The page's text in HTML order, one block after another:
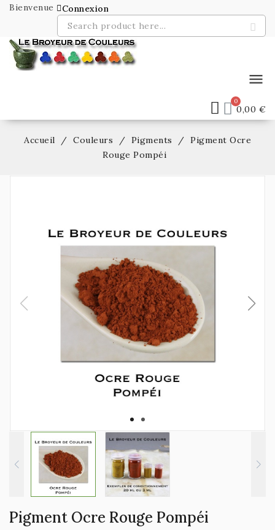
Bienvenue Connexion
menu
0,00 €
Accueil Couleurs Pigments
Pigment Ocre
Rouge Pompéi
Pigment Ocre Rouge Pompéi